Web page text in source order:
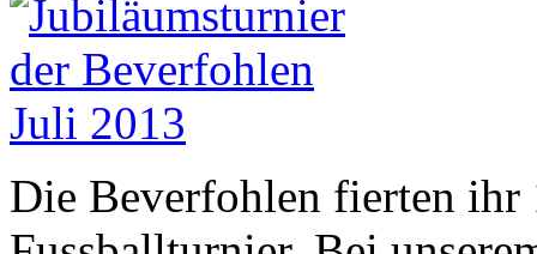
Die Beverfohlen fierten ihr